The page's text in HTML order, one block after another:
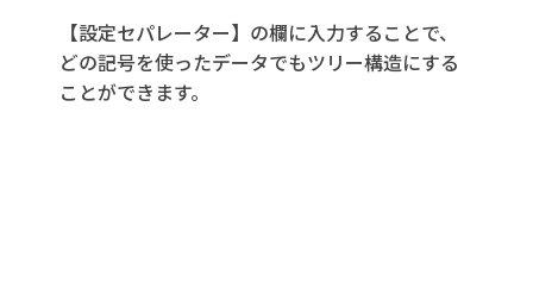
【設定セパレーター】の欄に入力することで、
どの記号を使ったデータでもツリー構造にする
ことができます。